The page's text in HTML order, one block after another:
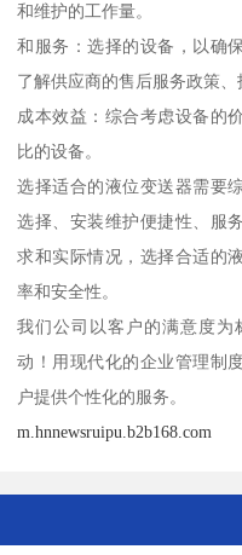
和维护的工作量。
和服务：选择的设备，以确
了解供应商的售后服务政策、
成本效益：综合考虑设备的
比的设备。
选择适合的液位变送器需要
选择、安装维护便捷性、服
求和实际情况，选择合适的
率和安全性。
我们公司以客户的满意度
动！用现代化的企业管理制
户提供个性化的服务。
m.hnnewsruipu.b2b168.com